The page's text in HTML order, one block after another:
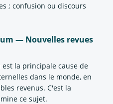
; confusion ou discours
— Nouvelles revues
la principale cause de
dans le monde, en
revenus. C'est la
ce sujet.